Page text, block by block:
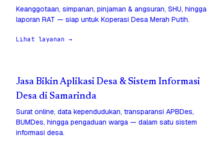
Keanggotaan, simpanan, pinjaman & angsuran, SHU, hingga
laporan RAT — siap untuk Koperasi Desa Merah Putih.
Lihat layanan →
Jasa Bikin Aplikasi Desa & Sistem Informasi
Desa di Samarinda
Surat online, data kependudukan, transparansi APBDes,
BUMDes, hingga pengaduan warga — dalam satu sistem
informasi desa.